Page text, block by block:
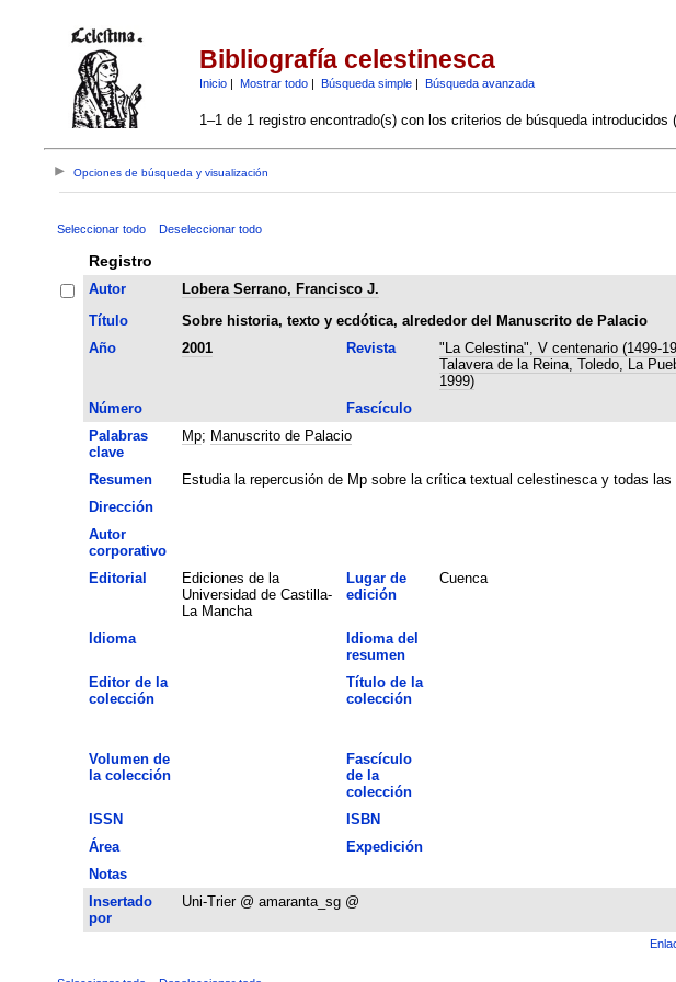
Bibliografía celestinesca
Inicio| Mostrar todo| Búsqueda simple| Búsqueda avanzada
1–1 de 1 registro encontrado(s) con los criterios de búsqueda introducidos (
Opciones de búsqueda y visualización
Seleccionar todo Deseleccionar todo
Registro
Autor
Lobera Serrano, Francisco J.
Título
Sobre historia, texto y ecdótica, alrededor del Manuscrito de Palacio
Año
2001 Revista
"La Celestina", V centenario (1499-
Talavera de la Reina, Toledo, La
1999)
Número Fascículo
Palabras
clave
Mp; Manuscrito de Palacio
Resumen
Estudia la repercusión de Mp sobre la crítica textual celestinesca y todas las
Dirección
Autor
corporativo
Editorial
Ediciones de la
Universidad de Castilla-
La Mancha
Lugar de
edición
Cuenca
Idioma
Idioma del
resumen
Editor de la
colección
Título de la
colección
Volumen de
la colección
Fascículo
de la
colección
ISSN ISBN
Área
Expedición
Notas
Insertado
por
Uni-Trier @ amaranta_sg @